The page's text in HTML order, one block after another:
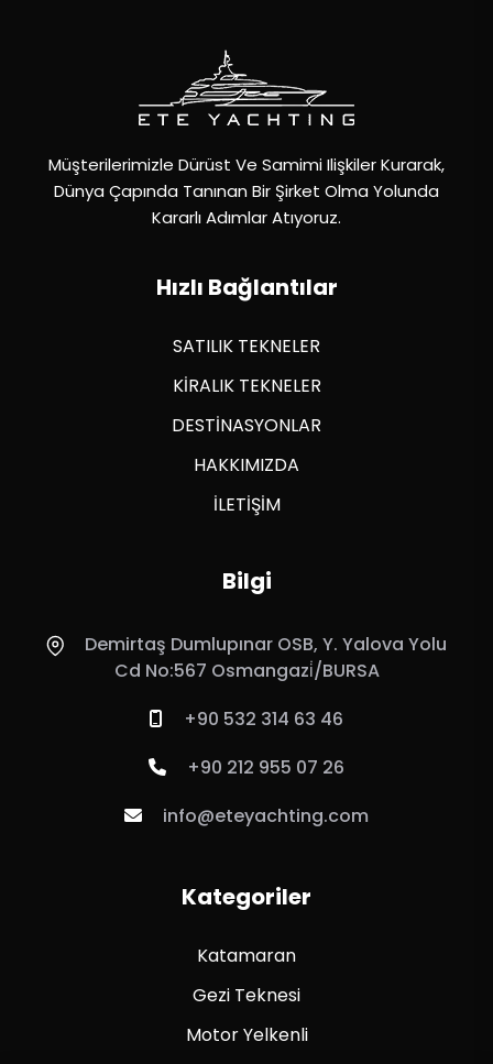
Müşterilerimizle Dürüst Ve Samimi Ilişkiler Kurarak,
Dünya Çapında Tanınan Bir Şirket Olma Yolunda
Kararlı Adımlar Atıyoruz.
Hızlı Bağlantılar
SATILIK TEKNELER
KİRALIK TEKNELER
DESTİNASYONLAR
HAKKIMIZDA
İLETİŞİM
Bilgi
Demirtaş Dumlupınar OSB, Y. Yalova Yolu
Cd No:567 Osmangazi̇/BURSA
+90 532 314 63 46
+90 212 955 07 26
info@eteyachting.com
Kategoriler
Katamaran
Gezi Teknesi
Motor Yelkenli